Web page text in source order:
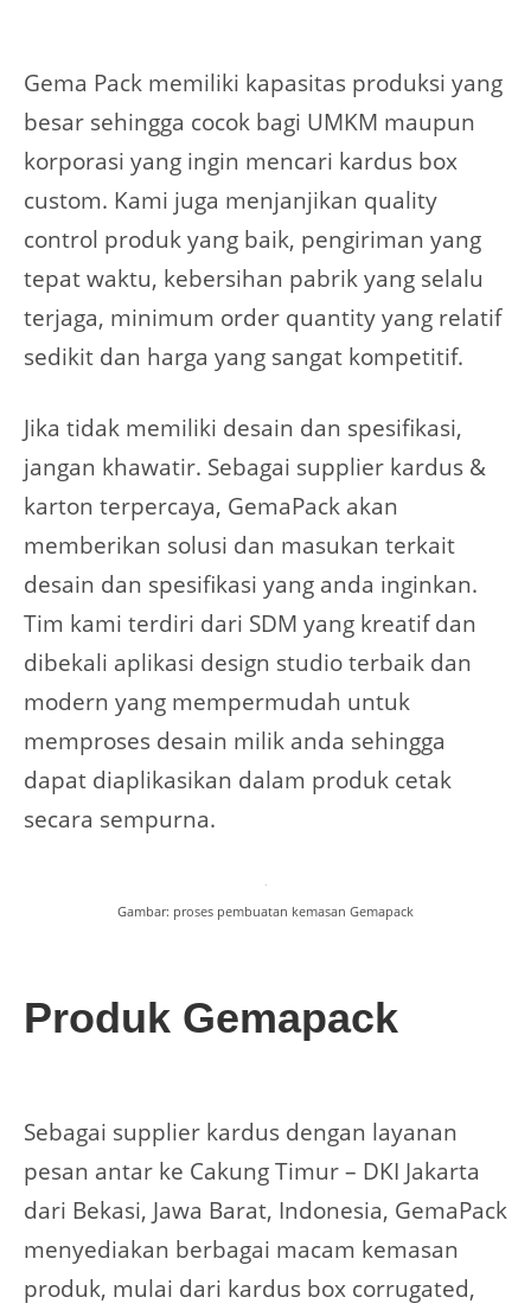
Gema Pack memiliki kapasitas produksi yang
besar sehingga cocok bagi UMKM maupun
korporasi yang ingin mencari kardus box
custom. Kami juga menjanjikan quality
control produk yang baik, pengiriman yang
tepat waktu, kebersihan pabrik yang selalu
terjaga, minimum order quantity yang relatif
sedikit dan harga yang sangat kompetitif.
Jika tidak memiliki desain dan spesifikasi,
jangan khawatir. Sebagai supplier kardus &
karton terpercaya, GemaPack akan
memberikan solusi dan masukan terkait
desain dan spesifikasi yang anda inginkan.
Tim kami terdiri dari SDM yang kreatif dan
dibekali aplikasi design studio terbaik dan
modern yang mempermudah untuk
memproses desain milik anda sehingga
dapat diaplikasikan dalam produk cetak
secara sempurna.
Gambar: proses pembuatan kemasan Gemapack
Produk Gemapack
Sebagai supplier kardus dengan layanan
pesan antar ke Cakung Timur – DKI Jakarta
dari Bekasi, Jawa Barat, Indonesia, GemaPack
menyediakan berbagai macam kemasan
produk, mulai dari kardus box corrugated,